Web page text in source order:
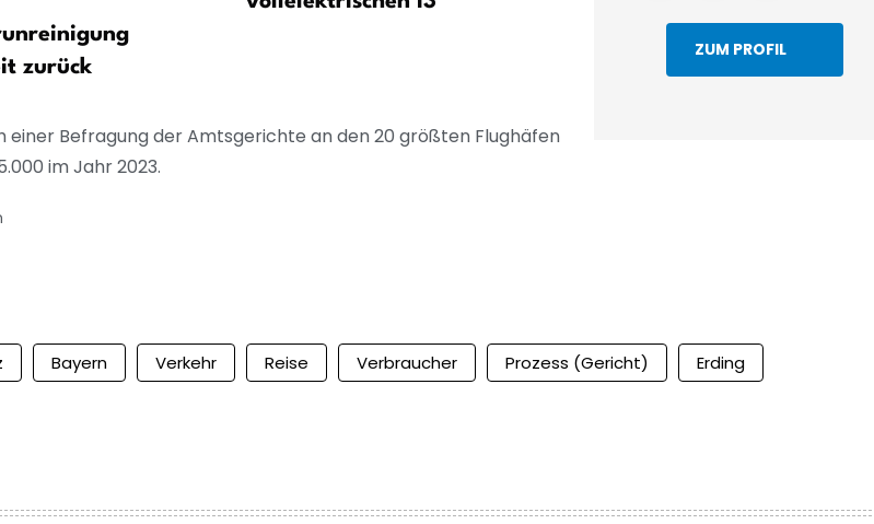
zurück
einer Befragung der Amtsgerichte an den 20 größten Flughäfen
im Jahr 2023.
ZUM PROFIL
Bayern Verkehr Reise Verbraucher Prozess (Gericht) Erding